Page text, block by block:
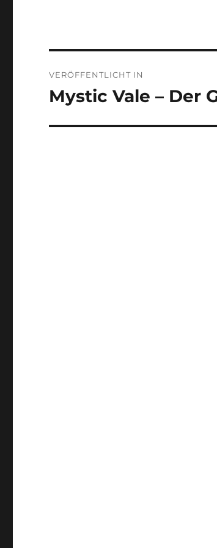
VERÖFFENTLICHT IN
Mystic Vale – Der